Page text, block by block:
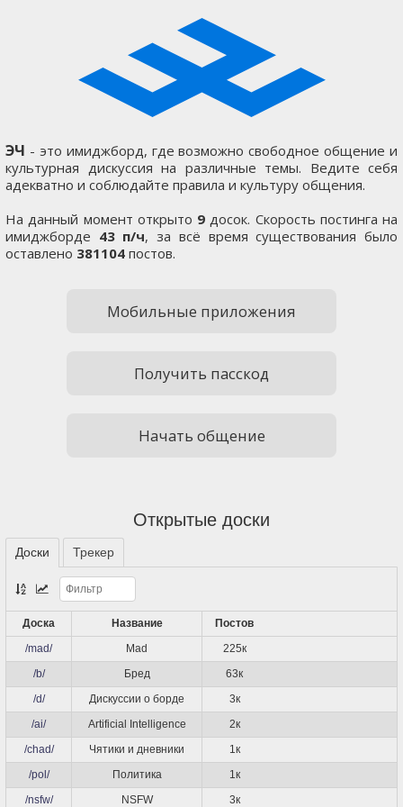
ЭЧ - это имиджборд, где возможно свободное общение и
культурная дискуссия на различные темы. Ведите себя
адекватно и соблюдайте правила и культуру общения.
На данный момент открыто 9 досок. Скорость постинга на
имиджборде 43 п/ч, за всё время существования было
оставлено 381104 постов.
Мобильные приложения
Получить пасскод
Начать общение
Открытые доски
Доски Трекер
Доска Название
Постов
/mad/
Mad
225к
/b/
Бред
63к
/d/
Дискуссии о борде
3к
/ai/
Artificial Intelligence
2к
/chad/
Чятики и дневники
1к
/pol/
Политика
1к
/nsfw/
NSFW 3к